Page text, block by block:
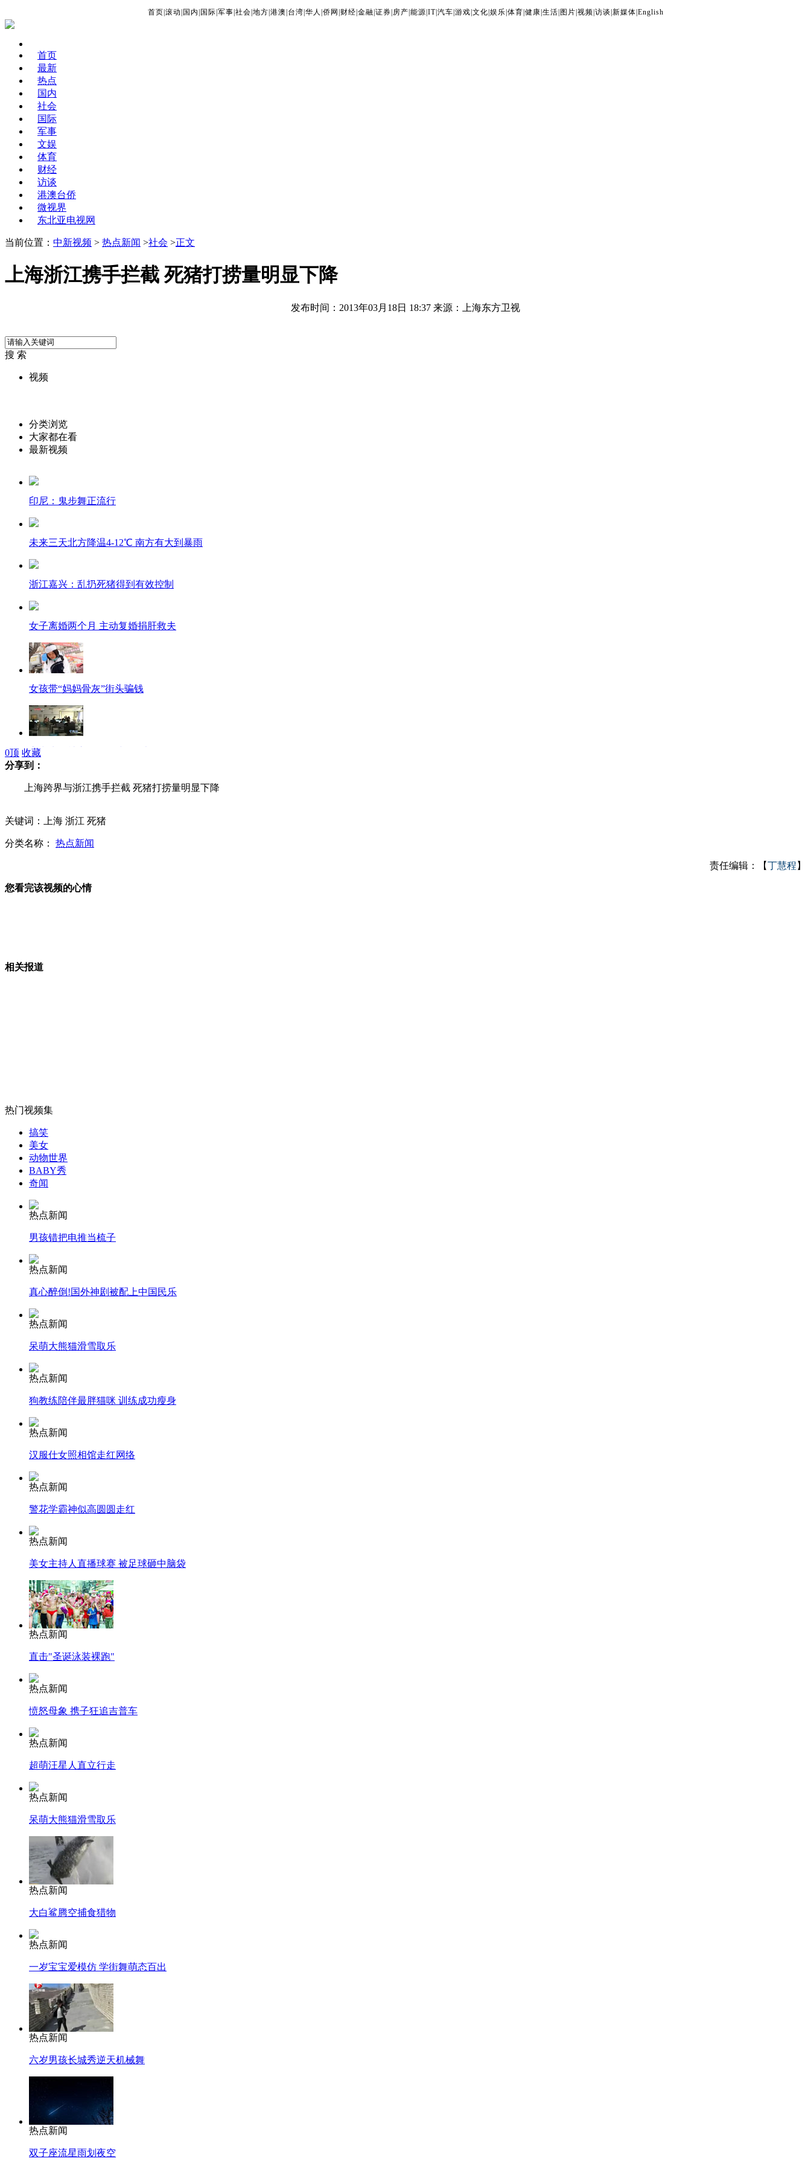
首页 滚动 国内 国际 军事 社会 地方 港澳 台湾 华人 侨网 财经 金融 证券 房产 能源 IT| 汽车 游戏 文化 娱乐 体育 健康 生活 图片 视频 访谈 新媒体 English
首页
最新
热点
国内
社会
国际
军事
文娱
体育
财经
访谈
港澳台侨
微视界
东北亚电视网
当前位置： 中新视频 > 热点新闻 >社会 >正文
上海浙江携手拦截 死猪打捞量明显下降
发布时间：2013年03月18日 18:37 来源：上海东方卫视
搜 索
视频
分类浏览
大家都在看
最新视频
印尼：鬼步舞正流行
未来三天北方降温4-12℃ 南方有大到暴雨
浙江嘉兴：乱扔死猪得到有效控制
女子离婚两个月 主动复婚捐肝救夫
女孩带“妈妈骨灰”街头骗钱
高中生创社交网络 称与"脸书"不同
“回忆牌婚礼”吸引大批“80后”
女孩北京地铁殴打老人 痛下狠手拳打脚踢
无痛分娩是否安全 医生回应
外交部：反对强权政治霸凌主义
外交部：有关国家言论片面不公正
安徽一实载49人客车翻车
走！跟着总书记去植树
消防员救轻生者 花炮节热闹非凡 减压"枕头大战"
纽约上演“枕头大战”
司机酒驾遇交警 急速倒车逃窜
0顶 收藏
分享到：
上海跨界与浙江携手拦截 死猪打捞量明显下降
关键词：上海 浙江 死猪
分类名称： 热点新闻
责任编辑：【丁慧程 】
您看完该视频的心情
相关报道
热门视频集
搞笑
美女
动物世界
BABY秀
奇闻
热点新闻
男孩错把电推当梳子
热点新闻
真心醉倒!国外神剧被配上中国民乐
热点新闻
呆萌大熊猫滑雪取乐
热点新闻
狗教练陪伴最胖猫咪 训练成功瘦身
热点新闻
汉服仕女照相馆走红网络
热点新闻
警花学霸神似高圆圆走红
热点新闻
美女主持人直播球赛 被足球砸中脑袋
热点新闻
直击"圣诞泳装裸跑"
热点新闻
愤怒母象 携子狂追吉普车
热点新闻
超萌汪星人直立行走
热点新闻
呆萌大熊猫滑雪取乐
热点新闻
大白鲨腾空捕食猎物
热点新闻
一岁宝宝爱模仿 学街舞萌态百出
热点新闻
六岁男孩长城秀逆天机械舞
热点新闻
双子座流星雨划夜空